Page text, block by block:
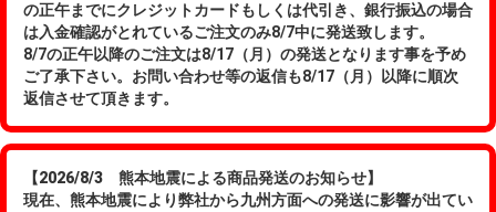
の正午までにクレジットカードもしくは代引き、銀行振込の場合
は入金確認がとれているご注文のみ8/7中に発送致します。
8/7の正午以降のご注文は8/17（月）の発送となります事を予め
ご了承下さい。お問い合わせ等の返信も8/17（月）以降に順次
返信させて頂きます。
【2026/8/3 熊本地震による商品発送のお知らせ】
現在、熊本地震により弊社から九州方面への発送に影響が出てい